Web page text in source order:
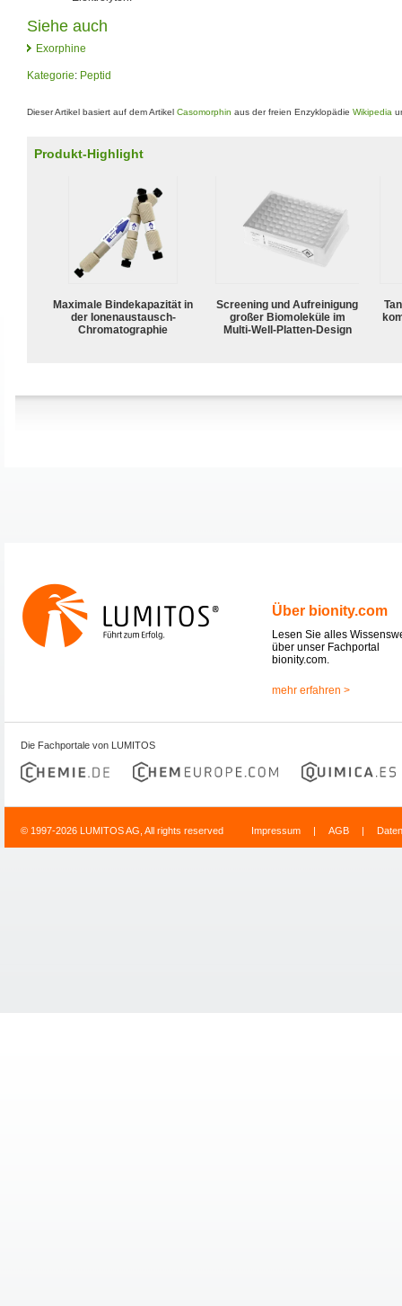
Siehe auch
Exorphine
Kategorie: Peptid
Dieser Artikel basiert auf dem Artikel Casomorphin aus der freien Enzyklopädie Wikipedia
Produkt-Highlight
Maximale Bindekapazität in
der Ionenaustausch-
Chromatographie
Screening und Aufreinigung
großer Biomoleküle im
Multi-Well-Platten-Design
Über bionity.com
Lesen Sie alles
über unser Fachportal
bionity.com.
mehr erfahren >
Die Fachportale von LUMITOS
© 1997-2026 LUMITOS AG, All rights reserved Impressum | AGB |